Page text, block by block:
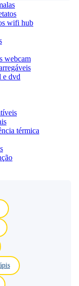
wifi hub
webcam
e dvd
térmica